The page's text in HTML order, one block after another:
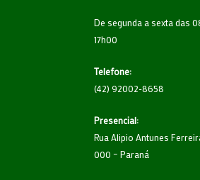
De segunda a sexta das
17h00
Telefone:
(42) 92002-8658
Presencial:
Rua Alipio Antunes
000 – Paraná